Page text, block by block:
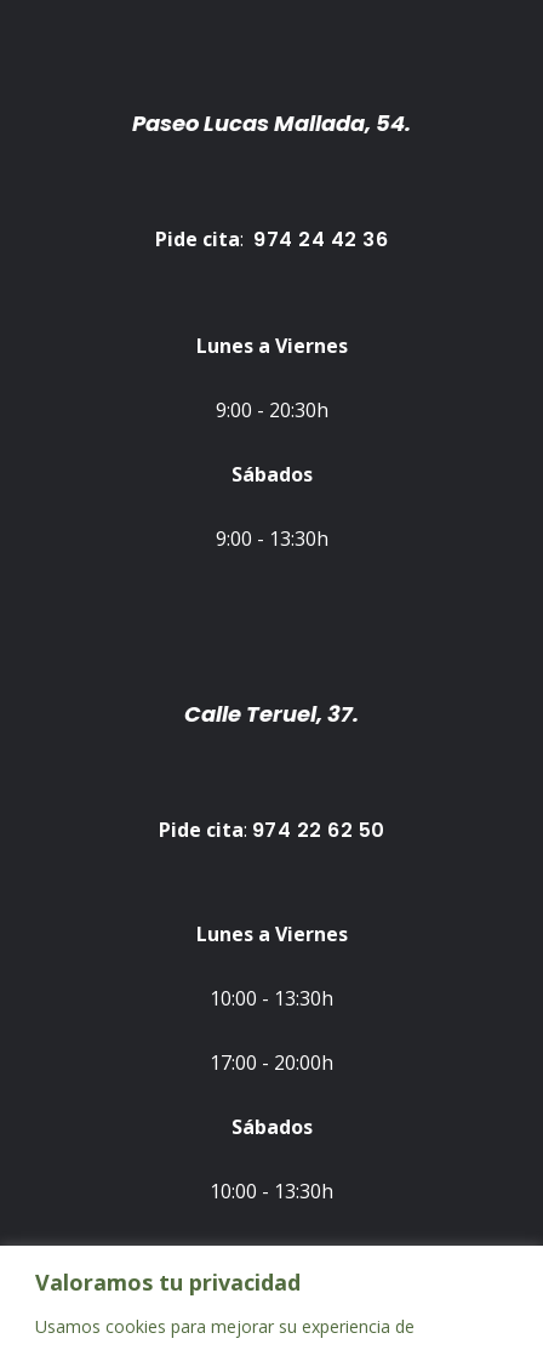
Valoramos tu privacidad
Usamos cookies para mejorar su experiencia de
Paseo Lucas Mallada, 54.
Pide cita: 974 24 42 36
Lunes a Viernes
9:00 - 20:30h
Sábados
9:00 - 13:30h
Calle Teruel, 37.
Pide cita: 974 22 62 50
Lunes a Viernes
10:00 - 13:30h
17:00 - 20:00h
Sábados
10:00 - 13:30h